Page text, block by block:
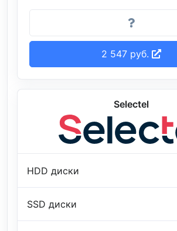
2 547 руб.
Selectel
HDD диски
SSD диски